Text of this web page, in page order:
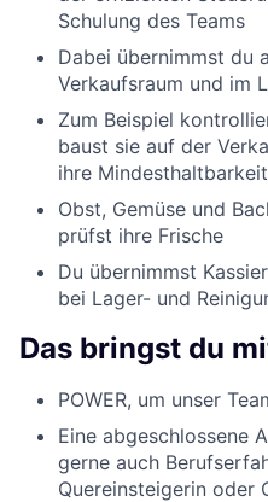
Schulung des Teams
Dabei übernimmst du
Verkaufsraum und im
Zum Beispiel
baust sie auf der
ihre Mindesthaltbarkeit
Obst, Gemüse und
prüfst ihre Frische
Du übernimmst
bei Lager- und
Das bringst du
POWER, um unser
Eine abgeschlossene
gerne auch
Quereinsteigerin oder